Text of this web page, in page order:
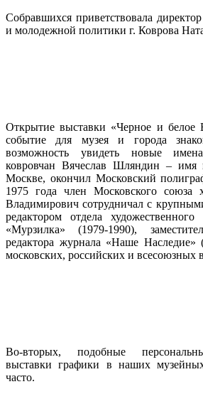
Собравшихся приветствовала
и молодежной политики г. Коврова
Открытие выставки «Черное и белое
событие для музея и города
возможность увидеть новые
ковровчан Вячеслав Шляндин –
Москве, окончил Московский
1975 года член Московского союза
Владимирович сотрудничал с
редактором отдела
«Мурзилка» (1979-1990),
редактора журнала «Наше Наследие»
московских, российских и всесоюзных
Во-вторых, подобные
выставки графики в наших
часто.